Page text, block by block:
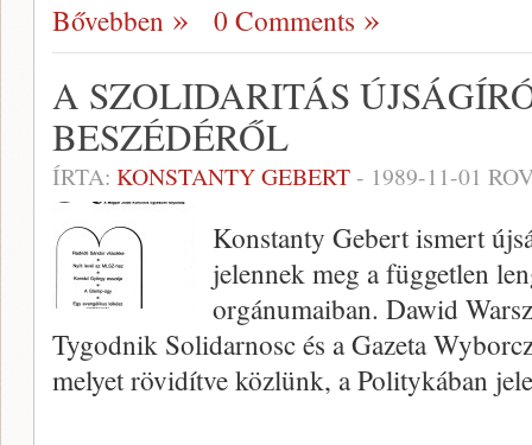
Bővebben 0 Comments
A SZOLIDARITÁS
BESZÉDÉRŐL
ÍRTA: KONSTANTY GEBERT- 1989-11-01
Konstanty Gebert ismert
jelennek meg a független
orgánumaiban. Dawid
Tygodnik Solidarnosc és a Gazeta
melyet rövidítve közlünk, a Politykában